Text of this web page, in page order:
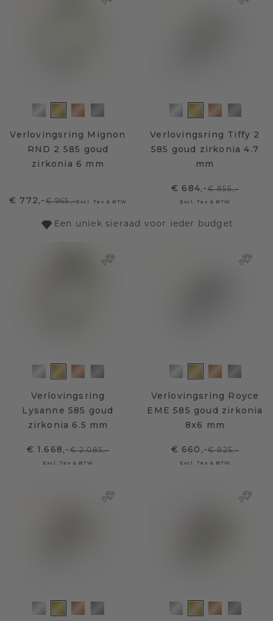
Verlovingsring Mignon
RND 2 585 goud
zirkonia 6 mm
€ 772,-€ 965,-Excl. Tax & BTW
Verlovingsring Tiffy 2
585 goud zirkonia 4.7
mm
€ 684,-€ 855,-
Excl. Tax & BTW
Een uniek sieraad voor ieder budget
Verlovingsring
Lysanne 585 goud
zirkonia 6.5 mm
€ 1.668,-€ 2.085,-
Excl. Tax & BTW
Verlovingsring Royce
EME 585 goud zirkonia
8x6 mm
€ 660,-€ 825,-
Excl. Tax & BTW